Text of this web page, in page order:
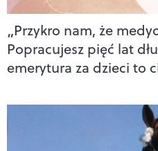
„Przykro nam, że
Popracujesz pięć lat
emerytura za dzieci to